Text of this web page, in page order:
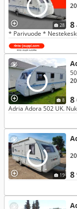
28 8
* Parivuode *
8 8
Adria Adora 502 UK.
19 8